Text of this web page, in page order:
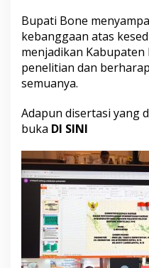
D
o
k
t
o
i
D
N
Bupati Bone
kebanggaan atas
menjadikan
penelitian dan
semuanya.
Adapun disertasi yang
buka DI SINI